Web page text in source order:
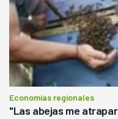
Economías regionales
"Las abejas me